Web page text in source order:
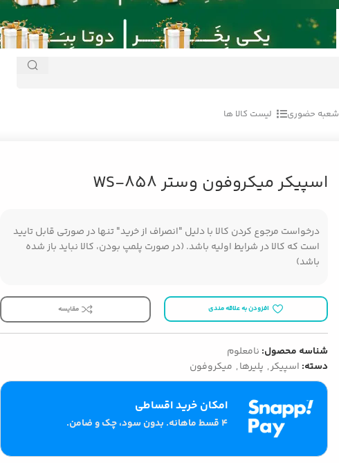
شعبه حضوری لیست کالا ها
اسپیکر میکروفون وستر WS-858
درخواست مرجوع کردن کالا با دلیل "انصراف از خرید" تنها در صورتی قابل تایید
است که کالا در شرایط اولیه باشد. (در صورت پلمپ بودن، کالا نباید باز شده
باشد)
افزودن به علاقه مندی مقایسه
شناسه محصول: نامعلوم
دسته: اسپیکر, پلیرها, میکروفون
امکان خرید اقساطی
۴ قسط ماهانه. بدون سود، چک و ضامن.